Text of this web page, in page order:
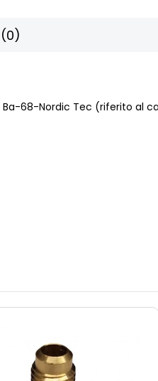
(0)
68-Nordic Tec (riferito al